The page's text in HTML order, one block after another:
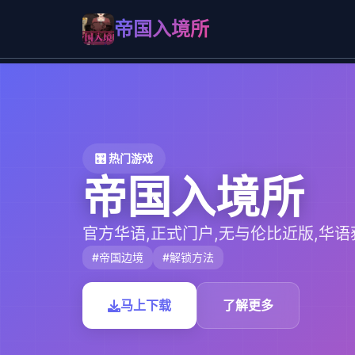
帝国入境所
🎛️ 热门游戏
帝国入境所
官方华语,正式门户,无与伦比近版,华语
#帝国边境 #解锁方法
马上下载 了解更多